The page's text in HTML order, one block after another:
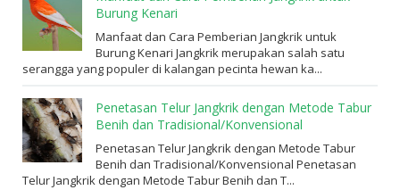
Burung Kenari
Manfaat dan Cara Pemberian Jangkrik untuk
Burung Kenari Jangkrik merupakan salah satu
serangga yang populer di kalangan pecinta hewan ka...
Penetasan Telur Jangkrik dengan Metode Tabur
Benih dan Tradisional/Konvensional
Penetasan Telur Jangkrik dengan Metode Tabur
Benih dan Tradisional/Konvensional Penetasan
Telur Jangkrik dengan Metode Tabur Benih dan T...